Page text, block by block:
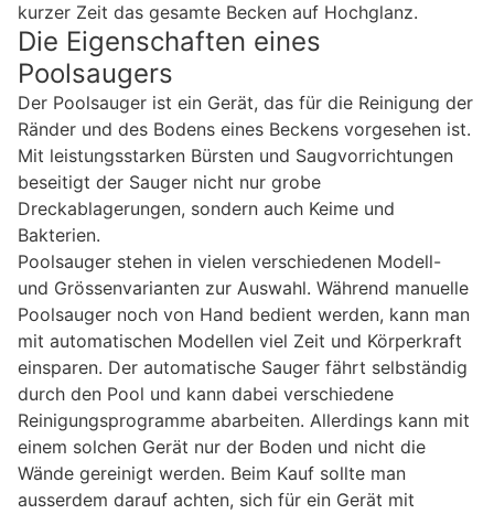
kurzer Zeit das gesamte Becken auf Hochglanz.
Die Eigenschaften eines
Poolsaugers
Der Poolsauger ist ein Gerät, das für die Reinigung der
Ränder und des Bodens eines Beckens vorgesehen ist.
Mit leistungsstarken Bürsten und Saugvorrichtungen
beseitigt der Sauger nicht nur grobe
Dreckablagerungen, sondern auch Keime und
Bakterien.
Poolsauger stehen in vielen verschiedenen Modell-
und Grössenvarianten zur Auswahl. Während manuelle
Poolsauger noch von Hand bedient werden, kann man
mit automatischen Modellen viel Zeit und Körperkraft
einsparen. Der automatische Sauger fährt selbständig
durch den Pool und kann dabei verschiedene
Reinigungsprogramme abarbeiten. Allerdings kann mit
einem solchen Gerät nur der Boden und nicht die
Wände gereinigt werden. Beim Kauf sollte man
ausserdem darauf achten, sich für ein Gerät mit